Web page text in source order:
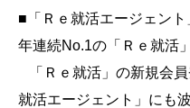
■「Ｒｅ就活エージェン
年連続No.1の「Ｒｅ就活
「Ｒｅ就活」の新規会
就活エージェント」にも